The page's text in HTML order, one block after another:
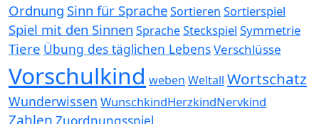
Ordnung Sinn für SpracheSortieren Sortierspiel
Spiel mit den Sinnen SpracheSteckspiel Symmetrie
Tiere Übung des täglichen LebensVerschlüsse
Vorschulkind weben Weltall Wortschatz
Wunderwissen WunschkindHerzkindNervkind
Zahlen Zuordnungsspiel